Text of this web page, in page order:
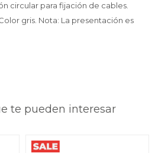
circular para fijación de cables.
gris. Nota: La presentación es
te pueden interesar